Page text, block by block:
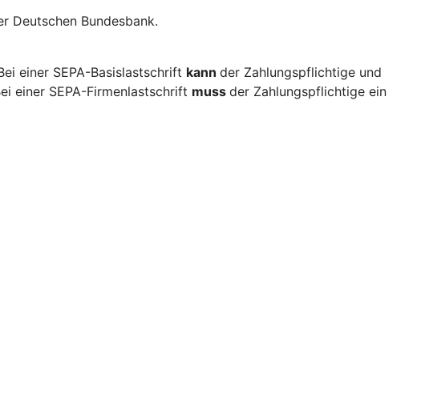
Deutschen Bundesbank.
einer SEPA-Basislastschrift kann der Zahlungspflichtige und
einer SEPA-Firmenlastschrift muss der Zahlungspflichtige ein